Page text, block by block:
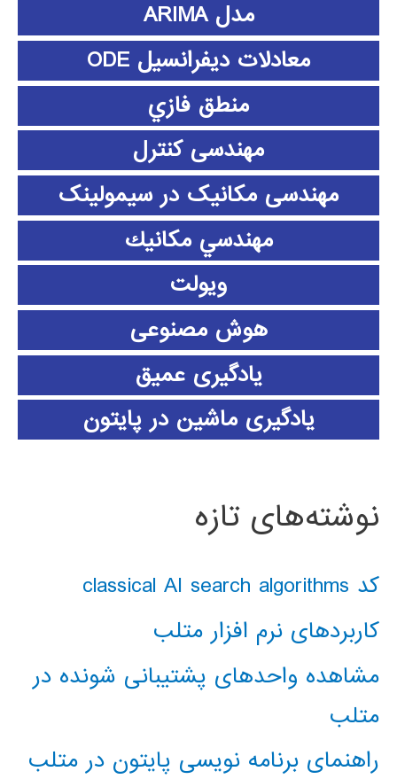
مدل ARIMA
معادلات دیفرانسیل ODE
منطق فازي
مهندسی کنترل
مهندسی مکانیک در سیمولینک
مهندسي مكانيك
ویولت
هوش مصنوعی
یادگیری عمیق
یادگیری ماشین در پایتون
نوشته‌های تازه
کد classical AI search algorithms
کاربردهای نرم افزار متلب
مشاهده واحدهای پشتیبانی شونده در
متلب
راهنمای برنامه نویسی پایتون در متلب